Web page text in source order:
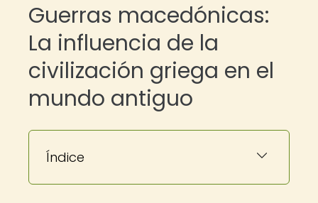
Guerras macedónicas:
La influencia de la
civilización griega en el
mundo antiguo
Índice